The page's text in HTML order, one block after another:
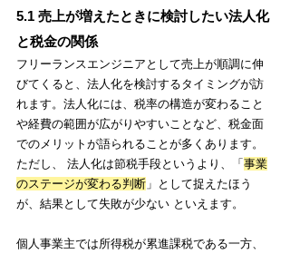
5.1 売上が増えたときに検討したい法人化
と税金の関係
フリーランスエンジニアとして売上が順調に伸
びてくると、法人化を検討するタイミングが訪
れます。法人化には、税率の構造が変わること
や経費の範囲が広がりやすいことなど、税金面
でのメリットが語られることが多くあります。
ただし、 法人化は節税手段というより、「 事業
のステージが変わる判断 」として捉えたほう
が、結果として失敗が少ない といえます。
個人事業主では所得税が累進課税である一方、